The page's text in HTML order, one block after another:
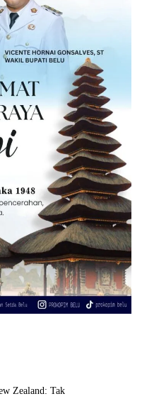
Zealand: Tak